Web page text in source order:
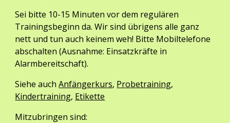
Sei bitte 10-15 Minuten vor dem regulären
Trainingsbeginn da. Wir sind übrigens alle ganz
nett und tun auch keinem weh! Bitte Mobiltelefone
abschalten (Ausnahme: Einsatzkräfte in
Alarmbereitschaft).
Siehe auch Anfängerkurs, Probetraining
Kindertraining, Etikette
Mitzubringen sind: